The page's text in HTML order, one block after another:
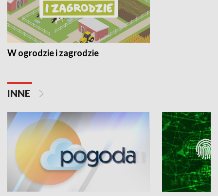
W ogrodzie i zagrodzie
INNE